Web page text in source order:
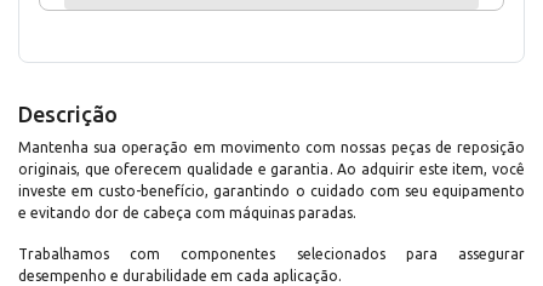
Descrição
Mantenha sua operação em movimento com nossas peças de reposição
originais, que oferecem qualidade e garantia. Ao adquirir este item, você
investe em custo-benefício, garantindo o cuidado com seu equipamento
e evitando dor de cabeça com máquinas paradas.
Trabalhamos com componentes selecionados para assegurar
desempenho e durabilidade em cada aplicação.